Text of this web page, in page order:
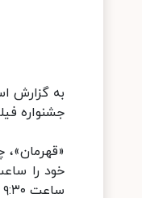
جشنواره فیلم کن می‌شود،